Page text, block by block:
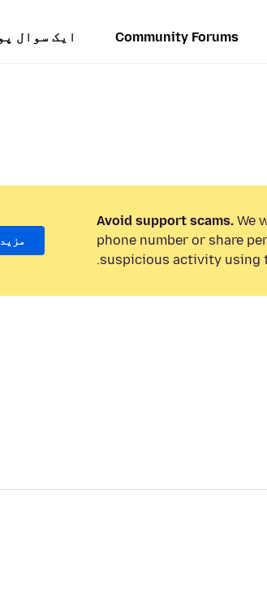
Community Forums ایک سوال
Avoid support scams. We
phone number or share
suspicious activity using